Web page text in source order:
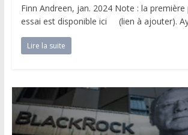
Finn Andreen, jan. 2024 Note : la
essai est disponible ici (lien à ajouter).
Lire la suite